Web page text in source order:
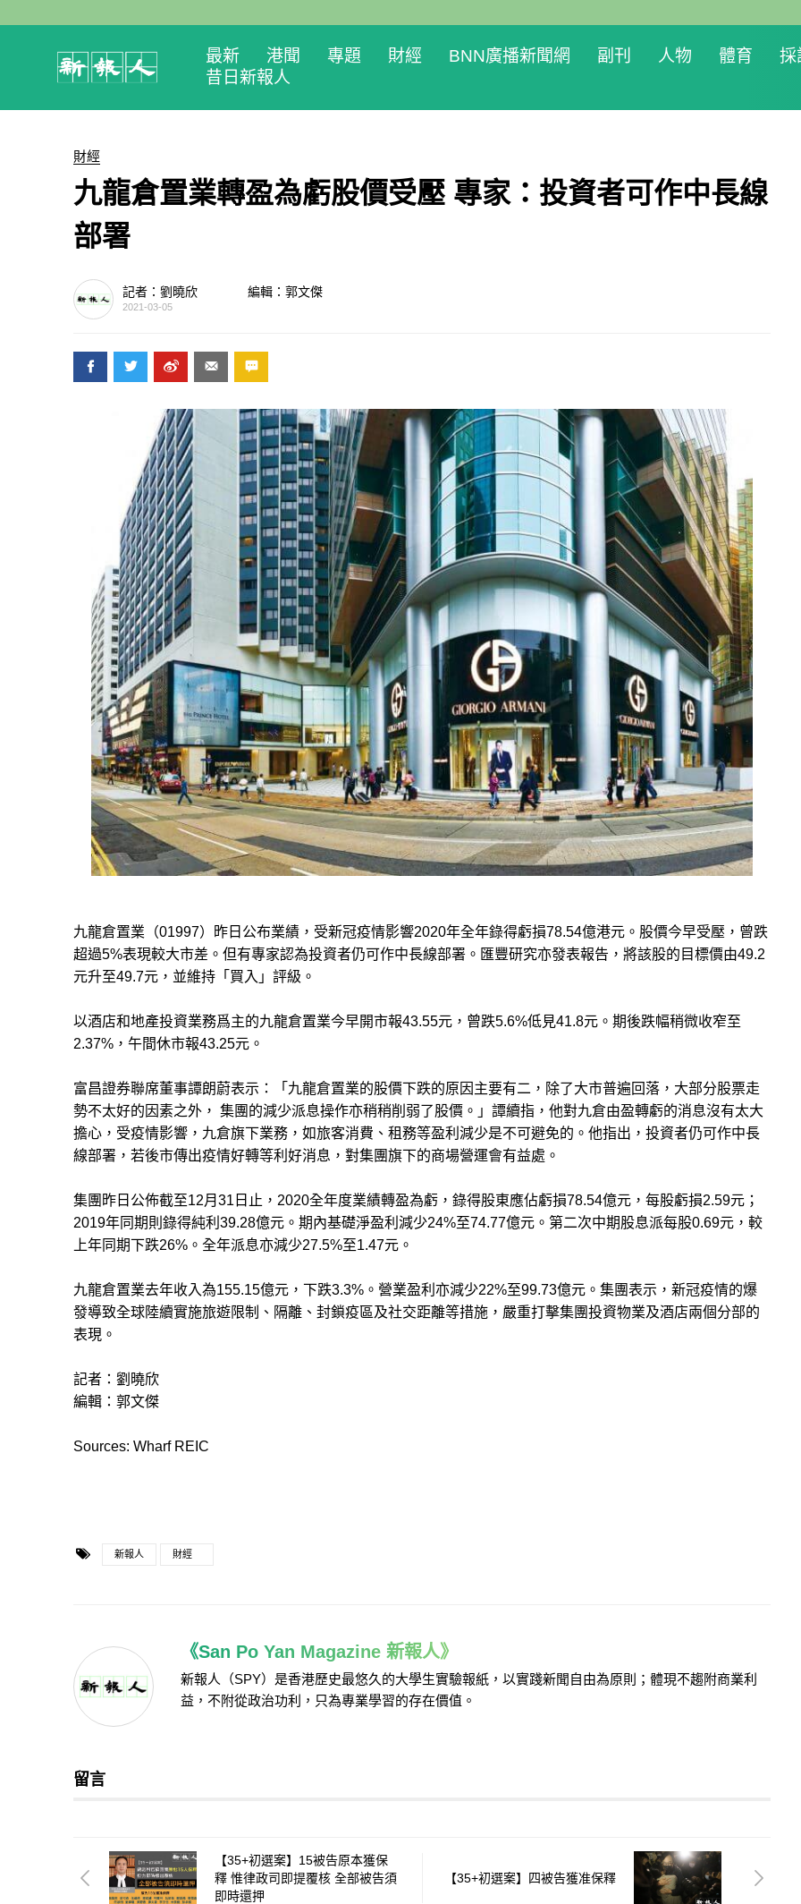
最新 港聞 專題 財經 BNN廣播新聞網 副刊 人物 體育 採
昔日新報人
財經
九龍倉置業轉盈為虧股價受壓 專家：投資者可作中長線
部署
記者：劉曉欣 編輯：郭文傑
2021-03-05
九龍倉置業（01997）昨日公布業績，受新冠疫情影響2020年全年錄得虧損78.54億港元。股價今早受壓，曾跌
超過5%表現較大市差。但有專家認為投資者仍可作中長線部署。匯豐研究亦發表報告，將該股的目標價由49.2
元升至49.7元，並維持「買入」評級。
以酒店和地產投資業務爲主的九龍倉置業今早開市報43.55元，曾跌5.6%低見41.8元。期後跌幅稍微收窄至
2.37%，午間休市報43.25元。
富昌證券聯席董事譚朗蔚表示：「九龍倉置業的股價下跌的原因主要有二，除了大市普遍回落，大部分股票走
勢不太好的因素之外， 集團的減少派息操作亦稍稍削弱了股價。」譚續指，他對九倉由盈轉虧的消息沒有太大
擔心，受疫情影響，九倉旗下業務，如旅客消費、租務等盈利減少是不可避免的。他指出，投資者仍可作中長
線部署，若後市傳出疫情好轉等利好消息，對集團旗下的商場營運會有益處。
集團昨日公佈截至12月31日止，2020全年度業績轉盈為虧，錄得股東應佔虧損78.54億元，每股虧損2.59元；
2019年同期則錄得純利39.28億元。期內基礎淨盈利減少24%至74.77億元。第二次中期股息派每股0.69元，較
上年同期下跌26%。全年派息亦減少27.5%至1.47元。
九龍倉置業去年收入為155.15億元，下跌3.3%。營業盈利亦減少22%至99.73億元。集團表示，新冠疫情的爆
發導致全球陸續實施旅遊限制、隔離、封鎖疫區及社交距離等措施，嚴重打擊集團投資物業及酒店兩個分部的
表現。
記者：劉曉欣
編輯：郭文傑
Sources: Wharf REIC
新報人 財經
《San Po Yan Magazine 新報人》
新報人（SPY）是香港歷史最悠久的大學生實驗報紙，以實踐新聞自由為原則；體現不趨附商業利
益，不附從政治功利，只為專業學習的存在價值。
留言
【35+初選案】15被告原本獲保
釋 惟律政司即提覆核 全部被告須
即時還押
【35+初選案】四被告獲准保釋